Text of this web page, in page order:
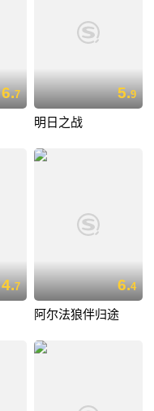
6.7 5.9
明日之战
4.7 6.4
阿尔法狼伴归途